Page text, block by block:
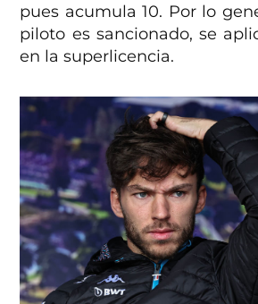
pues acumula 10. Por lo
piloto es sancionado, se
en la superlicencia.